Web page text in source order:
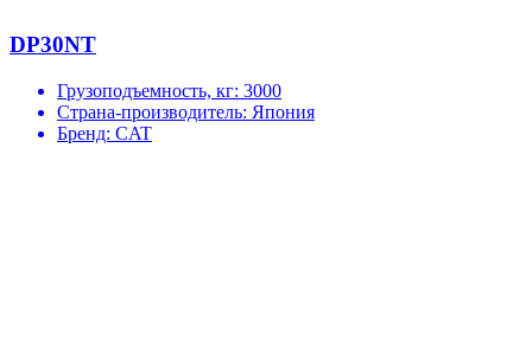
DP30NT
Грузоподъемность, кг: 3000
Страна-производитель: Япония
Бренд: CAT